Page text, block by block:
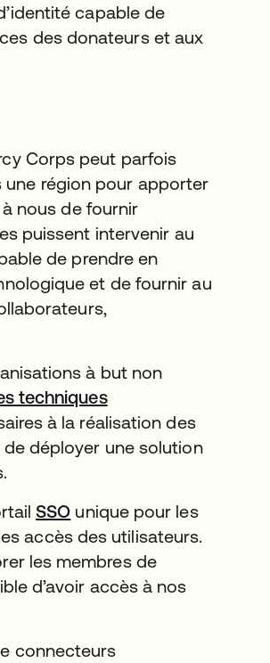
capable de
des donateurs et aux
Corps peut parfois
région pour apporter
nous de fournir
puissent intervenir au
de prendre en
et de fournir au
à but non
techniques
à la réalisation des
déployer une solution
SSO unique pour les
accès des utilisateurs.
les membres de
d’avoir accès à nos
connecteurs